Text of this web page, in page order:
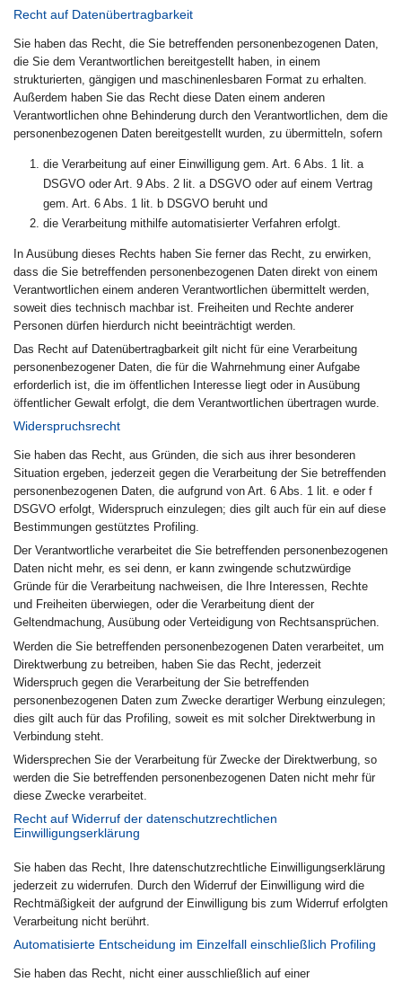
Recht auf Datenübertragbarkeit
Sie haben das Recht, die Sie betreffenden personenbezogenen Daten,
die Sie dem Verantwortlichen bereitgestellt haben, in einem
strukturierten, gängigen und maschinenlesbaren Format zu erhalten.
Außerdem haben Sie das Recht diese Daten einem anderen
Verantwortlichen ohne Behinderung durch den Verantwortlichen, dem die
personenbezogenen Daten bereitgestellt wurden, zu übermitteln, sofern
die Verarbeitung auf einer Einwilligung gem. Art. 6 Abs. 1 lit. a
DSGVO oder Art. 9 Abs. 2 lit. a DSGVO oder auf einem Vertrag
gem. Art. 6 Abs. 1 lit. b DSGVO beruht und
die Verarbeitung mithilfe automatisierter Verfahren erfolgt.
In Ausübung dieses Rechts haben Sie ferner das Recht, zu erwirken,
dass die Sie betreffenden personenbezogenen Daten direkt von einem
Verantwortlichen einem anderen Verantwortlichen übermittelt werden,
soweit dies technisch machbar ist. Freiheiten und Rechte anderer
Personen dürfen hierdurch nicht beeinträchtigt werden.
Das Recht auf Datenübertragbarkeit gilt nicht für eine Verarbeitung
personenbezogener Daten, die für die Wahrnehmung einer Aufgabe
erforderlich ist, die im öffentlichen Interesse liegt oder in Ausübung
öffentlicher Gewalt erfolgt, die dem Verantwortlichen übertragen wurde.
Widerspruchsrecht
Sie haben das Recht, aus Gründen, die sich aus ihrer besonderen
Situation ergeben, jederzeit gegen die Verarbeitung der Sie betreffenden
personenbezogenen Daten, die aufgrund von Art. 6 Abs. 1 lit. e oder f
DSGVO erfolgt, Widerspruch einzulegen; dies gilt auch für ein auf diese
Bestimmungen gestütztes Profiling.
Der Verantwortliche verarbeitet die Sie betreffenden personenbezogenen
Daten nicht mehr, es sei denn, er kann zwingende schutzwürdige
Gründe für die Verarbeitung nachweisen, die Ihre Interessen, Rechte
und Freiheiten überwiegen, oder die Verarbeitung dient der
Geltendmachung, Ausübung oder Verteidigung von Rechtsansprüchen.
Werden die Sie betreffenden personenbezogenen Daten verarbeitet, um
Direktwerbung zu betreiben, haben Sie das Recht, jederzeit
Widerspruch gegen die Verarbeitung der Sie betreffenden
personenbezogenen Daten zum Zwecke derartiger Werbung einzulegen;
dies gilt auch für das Profiling, soweit es mit solcher Direktwerbung in
Verbindung steht.
Widersprechen Sie der Verarbeitung für Zwecke der Direktwerbung, so
werden die Sie betreffenden personenbezogenen Daten nicht mehr für
diese Zwecke verarbeitet.
Recht auf Widerruf der datenschutzrechtlichen
Einwilligungserklärung
Sie haben das Recht, Ihre datenschutzrechtliche Einwilligungserklärung
jederzeit zu widerrufen. Durch den Widerruf der Einwilligung wird die
Rechtmäßigkeit der aufgrund der Einwilligung bis zum Widerruf erfolgten
Verarbeitung nicht berührt.
Automatisierte Entscheidung im Einzelfall einschließlich Profiling
Sie haben das Recht, nicht einer ausschließlich auf einer